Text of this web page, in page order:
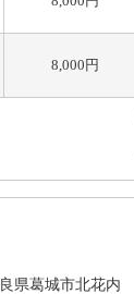
8,000円
県葛城市北花内